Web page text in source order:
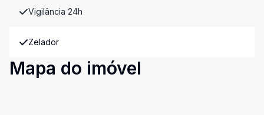
Vigilância 24h
Zelador
Mapa do imóvel